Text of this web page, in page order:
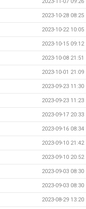
2023-10-28 08:25
2023-10-22 10:05
2023-10-15 09:12
2023-10-08 21:51
2023-10-01 21:09
2023-09-23 11:30
2023-09-23 11:23
2023-09-17 20:33
2023-09-16 08:34
2023-09-10 21:42
2023-09-10 20:52
2023-09-03 08:30
2023-09-03 08:30
2023-08-29 13:20